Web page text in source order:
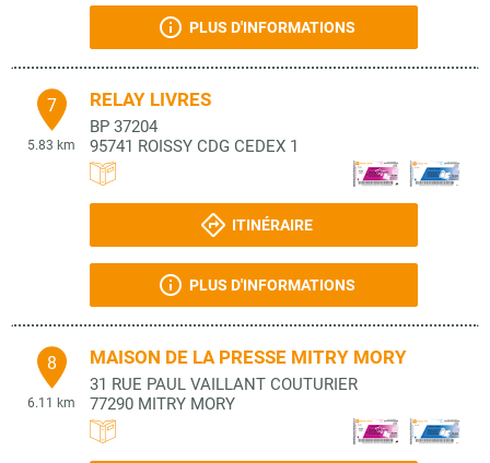
PLUS D'INFORMATIONS
7
5.83 km
RELAY LIVRES
BP 37204
95741 ROISSY CDG CEDEX 1
ITINÉRAIRE
PLUS D'INFORMATIONS
8
6.11 km
MAISON DE LA PRESSE MITRY MORY
31 RUE PAUL VAILLANT COUTURIER
77290 MITRY MORY